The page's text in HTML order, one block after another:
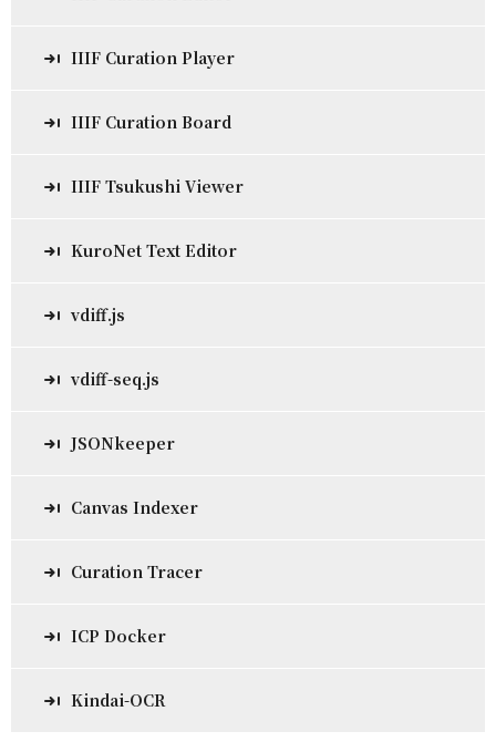
IIIF Curation Player
IIIF Curation Board
IIIF Tsukushi Viewer
KuroNet Text Editor
vdiff.js
vdiff-seq.js
JSONkeeper
Canvas Indexer
Curation Tracer
ICP Docker
Kindai-OCR